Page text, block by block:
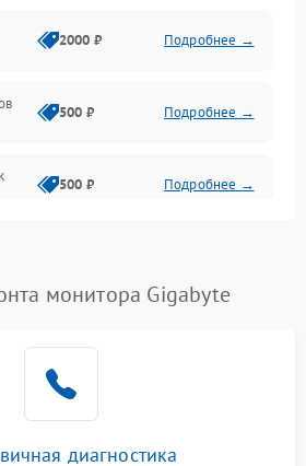
2000 ₽ Подробнее →
500 ₽ Подробнее →
500 ₽ Подробнее →
Подробнее →
1000 ₽
монитора Gigabyte
диагностика